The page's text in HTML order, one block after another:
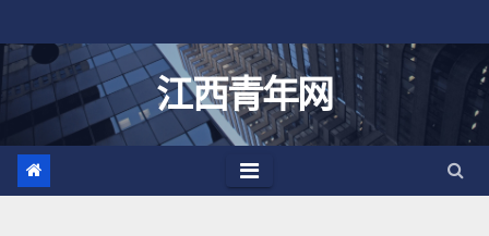
至
江西青年网